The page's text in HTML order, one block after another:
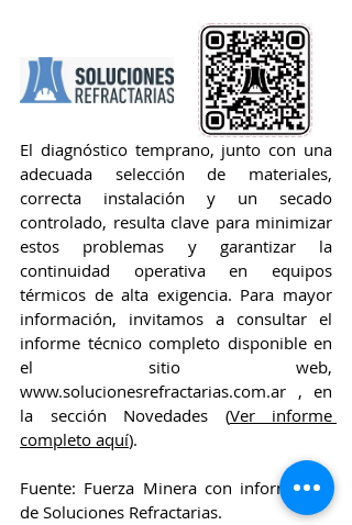
El diagnóstico temprano, junto con una
adecuada selección de materiales,
correcta instalación y un secado
controlado, resulta clave para minimizar
estos problemas y garantizar la
continuidad operativa en equipos
térmicos de alta exigencia. Para mayor
información, invitamos a consultar el
informe técnico completo disponible en
www.solucionesrefractarias.com.ar , en
la sección Novedades (Ver informe
completo aquí).
Fuente: Fuerza Minera con información
de Soluciones Refractarias.